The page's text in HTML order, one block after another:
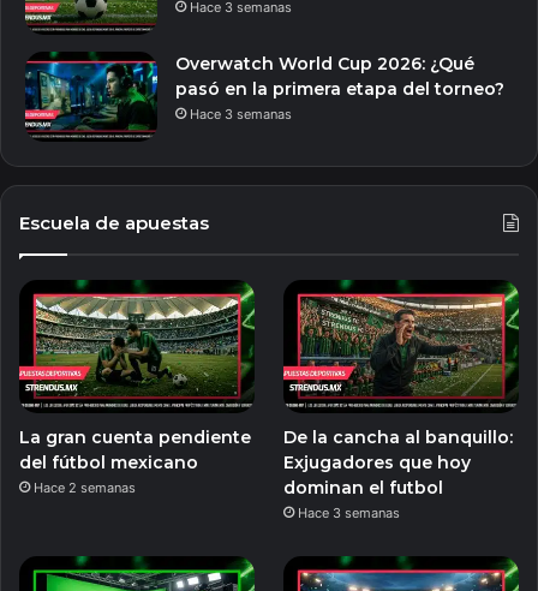
Hace 3 semanas
Overwatch World Cup 2026: ¿Qué
pasó en la primera etapa del torneo?
Hace 3 semanas
Escuela de apuestas
La gran cuenta pendiente
del fútbol mexicano
Hace 2 semanas
De la cancha al banquillo:
Exjugadores que hoy
dominan el futbol
Hace 3 semanas